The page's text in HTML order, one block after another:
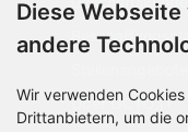
Über OCTO IT
Diese
andere
Wir verwenden
Drittanbietern, um die